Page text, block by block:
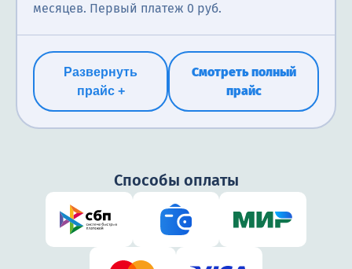
месяцев. Первый платеж 0 руб.
Развернуть
прайс +
Смотреть полный
прайс
Способы оплаты